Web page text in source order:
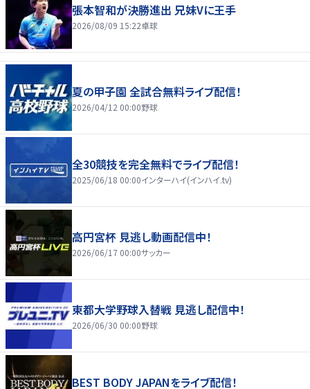
張本智和が決勝進出 兄妹Vに王手
2026/08/09 15:22卓球
夏の甲子園 全試合無料ライブ配信！
2026/04/12 00:00野球
全30競技を完全無料でライブ配信！
2025/06/18 00:00インターハイ(インハイ.tv)
高円宮杯 見逃し動画配信中！
2026/06/17 00:00サッカー
東都大学野球入替戦 見逃し配信中！
2026/06/30 00:00野球
BEST BODY JAPANをライブ配信！